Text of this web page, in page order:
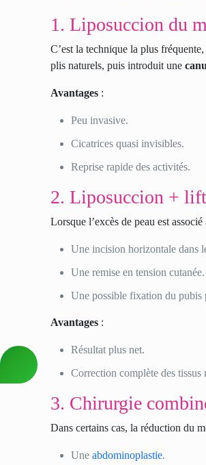
1. Liposuccion du
C’est la technique la plus
plis naturels, puis introduit une
Avantages :
Peu invasive.
Cicatrices quasi invisibles.
Reprise rapide des activités.
2. Liposuccion +
Lorsque l’excès de peau est
Une incision horizontale dans
Une remise en tension cutanée.
Une possible fixation du pubis
Avantages :
Résultat plus net.
Correction complète des tissus
3. Chirurgie
Dans certains cas, la réduction du
Uneabdominoplastie.